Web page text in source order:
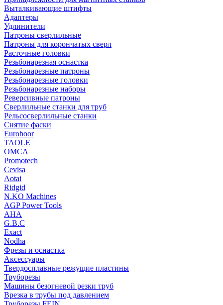
Выталкивающие штифты
Адаптеры
Удлинители
Патроны сверлильные
Патроны для корончатых сверл
Расточные головки
Резьбонарезная оснастка
Резьбонарезные патроны
Резьбонарезные головки
Резьбонарезные наборы
Реверсивные патроны
Сверлильные станки для труб
Рельсосверлильные станки
Снятие фаски
Euroboor
TAOLE
OMCA
Promotech
Cevisa
Aotai
Ridgid
N.KO Machines
AGP Power Tools
AHA
G.B.C
Exact
Nodha
Фрезы и оснастка
Аксессуары
Твердосплавные режущие пластины
Труборезы
Машины безогневой резки труб
Врезка в трубы под давлением